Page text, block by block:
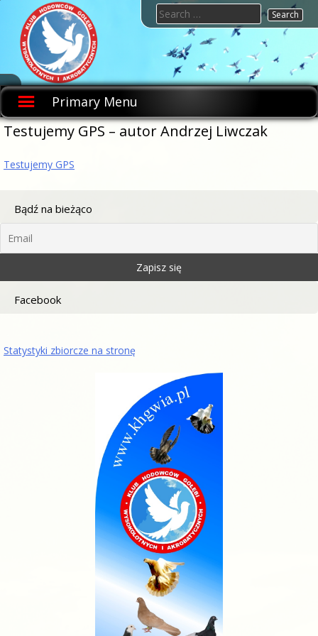
content
KHGWIA.PL
Klub
hodowców
gołębi
wysokolotnych
i
akrobatycznych
Primary Menu
Search
for:
Testujemy GPS – autor Andrzej Liwczak
Testujemy GPS
Bądź na bieżąco
Facebook
Statystyki zbiorcze na stronę